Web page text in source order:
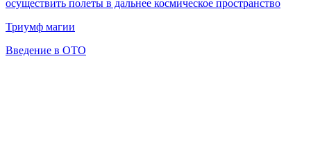
осуществить полеты в дальнее космическое пространство
Триумф магии
Введение в ОТО